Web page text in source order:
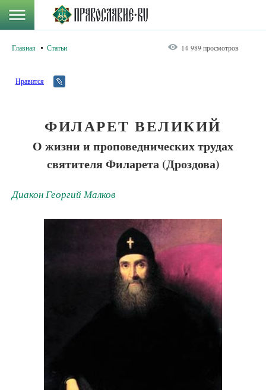
Главная Статьи 14 989 просмотров
Нравится
ФИЛАРЕТ ВЕЛИКИЙ
О жизни и проповеднических трудах
святителя Филарета (Дроздова)
Диакон Георгий Малков